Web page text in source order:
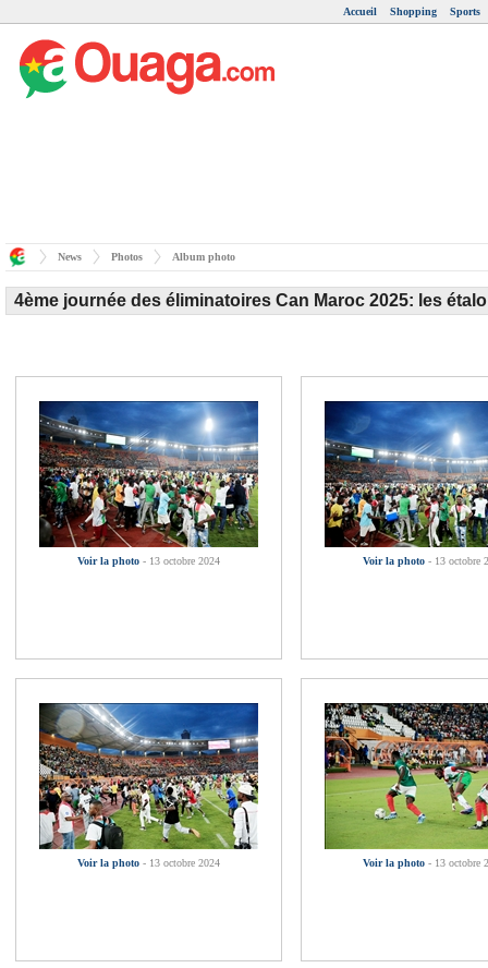
Accueil Shopping Sports
News Photos Album photo
4ème journée des éliminatoires Can Maroc 2025: les
Voir la photo - 13 octobre 2024 Voir la photo - 13 octobre
Voir la photo - 13 octobre 2024 Voir la photo - 13 octobre